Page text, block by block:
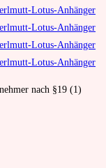
nach §19 (1)